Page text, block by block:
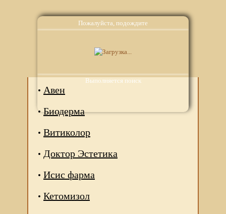
Пожалуйста, подождите
Выполняется поиск
Авен
Биодерма
Витиколор
Доктор Эстетика
Исис фарма
Кетомизол